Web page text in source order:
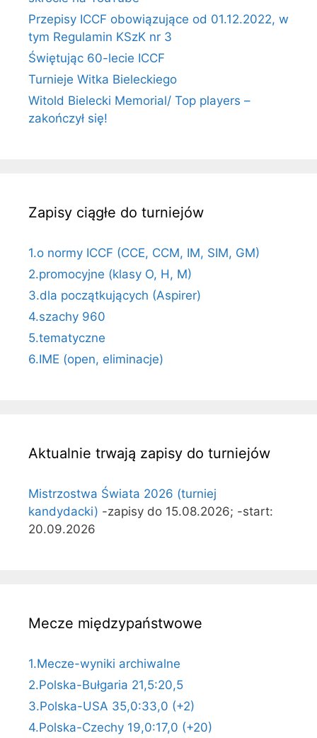
Przepisy ICCF obowiązujące od 01.12.2022, w
tym Regulamin KSzK nr 3
Świętując 60-lecie ICCF
Turnieje Witka Bieleckiego
Witold Bielecki Memorial/ Top players –
zakończył się!
Zapisy ciągłe do turniejów
1.o normy ICCF (CCE, CCM, IM, SIM, GM)
2.promocyjne (klasy O, H, M)
3.dla początkujących (Aspirer)
4.szachy 960
5.tematyczne
6.IME (open, eliminacje)
Aktualnie trwają zapisy do turniejów
Mistrzostwa Świata 2026 (turniej
kandydacki) -zapisy do 15.08.2026; -start:
20.09.2026
Mecze międzypaństwowe
1.Mecze-wyniki archiwalne
2.Polska-Bułgaria 21,5:20,5
3.Polska-USA 35,0:33,0 (+2)
4.Polska-Czechy 19,0:17,0 (+20)